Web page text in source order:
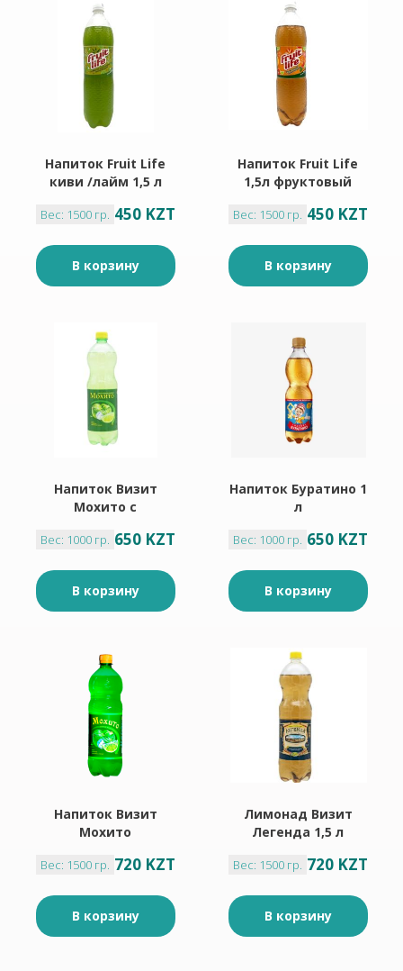
Напиток Fruit Life
киви /лайм 1,5 л
Вес: 1500 гр. 450 KZT
В корзину
Напиток Fruit Life
1,5л фруктовый
Вес: 1500 гр. 450 KZT
В корзину
Напиток Визит
Мохито с
л
Вес: 1000 гр. 650 KZT
В корзину
Напиток Буратино 1
л
Вес: 1000 гр. 650 KZT
В корзину
Напиток Визит
Мохито
Вес: 1500 гр. 720 KZT
В корзину
Лимонад Визит
Легенда 1,5 л
Вес: 1500 гр. 720 KZT
В корзину